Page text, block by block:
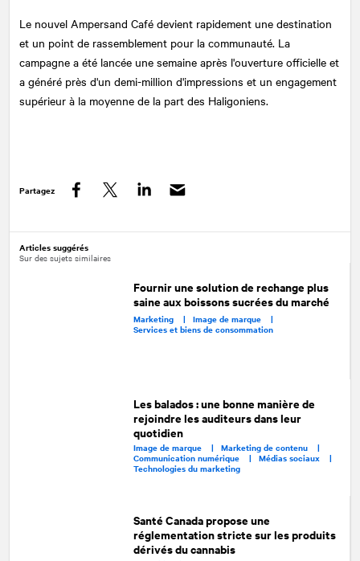
Le nouvel Ampersand Café devient rapidement une destination
et un point de rassemblement pour la communauté. La
campagne a été lancée une semaine après l'ouverture officielle et
a généré près d'un demi-million d'impressions et un engagement
supérieur à la moyenne de la part des Haligoniens.
Partagez
Articles suggérés
Sur des sujets similaires
Fournir une solution de rechange plus
saine aux boissons sucrées du marché
Marketing | Image de marque |
Services et biens de consommation
Les balados : une bonne manière de
rejoindre les auditeurs dans leur
quotidien
Image de marque |Marketing de contenu |
Communication numérique |Médias sociaux |
Technologies du marketing
Santé Canada propose une
réglementation stricte sur les produits
dérivés du cannabis